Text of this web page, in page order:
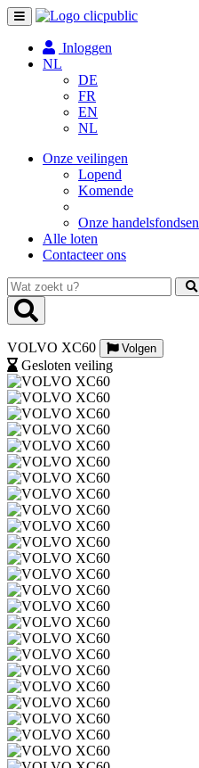
Toggle
navigation
Inloggen
NL
DE
FR
EN
NL
Onze veilingen
Lopend
Komende
Onze handelsfondsen
Alle loten
Contacteer ons
Wat
zoekt
u?
VOLVO XC60 Volgen
Gesloten veiling